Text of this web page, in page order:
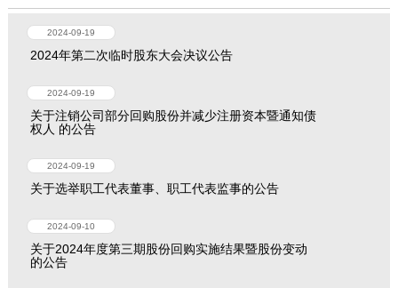
2024-09-19
2024年第二次临时股东大会决议公告
2024-09-19
关于注销公司部分回购股份并减少注册资本暨通知债
权人 的公告
2024-09-19
关于选举职工代表董事、职工代表监事的公告
2024-09-10
关于2024年度第三期股份回购实施结果暨股份变动
的公告